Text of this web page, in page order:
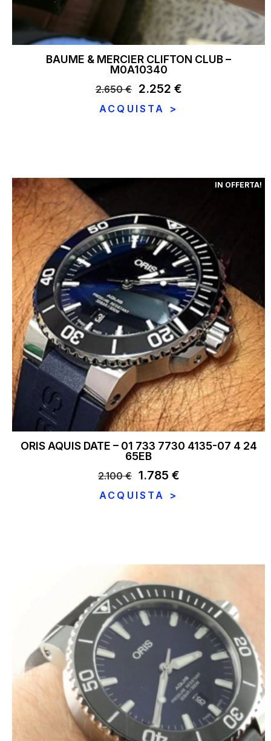
BAUME & MERCIER CLIFTON CLUB –
M0A10340
2.650€
Il
prezzo
2.252 €
ACQUISTA >
IN OFFERTA!
ORIS AQUIS DATE – 01 733 7730 4135-07 4 24
65EB
2.100€
Il
prezzo
1.785 €
ACQUISTA >